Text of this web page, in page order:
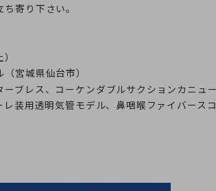
寄り下さい。
宮城県仙台市）
ブレス、コーケンダブルサクションカニュ
装用透明気管モデル、鼻咽喉ファイバース